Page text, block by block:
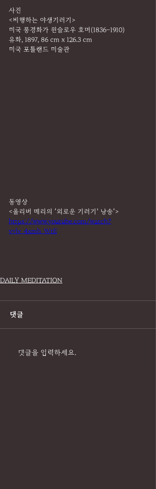
사진
<비행하는 야생기러기>
미국 풍경화가 윈슬로우 호머(1836–1910)
유화, 1897, 86 cm x 126.3 cm
미국 포틀랜드 미술관
동영상
<올리버 매리의 ‘외로운 기러기’ 낭송‘>
https://www.youtube.com/watch?
v=lv_4xmh_WtE
DAILY MEDITATION
댓글
댓글을 입력하세요.